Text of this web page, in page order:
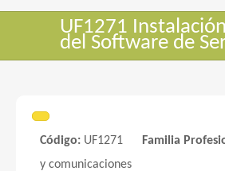
UF1271
del Software de
Código: UF1271 Familia
y comunicaciones